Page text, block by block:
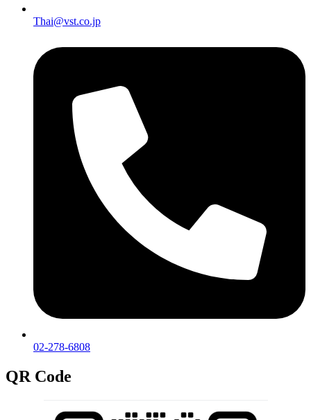
Thai@vst.co.jp
02-278-6808
QR Code